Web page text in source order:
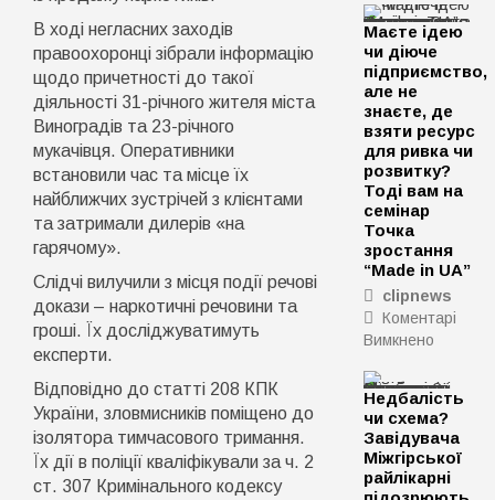
В ході негласних заходів
правоохоронці зібрали інформацію
щодо причетності до такої
діяльності 31-річного жителя міста
Виноградів та 23-річного
мукачівця. Оперативники
встановили час та місце їх
найближчих зустрічей з клієнтами
та затримали дилерів «на
гарячому».
Слідчі вилучили з місця події речові
докази – наркотичні речовини та
гроші. Їх досліджуватимуть
експерти.
Відповідно до статті 208 КПК
України, зловмисників поміщено до
ізолятора тимчасового тримання.
Їх дії в поліції кваліфікували за ч. 2
ст. 307 Кримінального кодексу
Маєте ідею
чи діюче
підприємство,
але не
знаєте, де
взяти ресурс
для ривка чи
розвитку?
Тоді вам на
семінар
Точка
зростання
“Made in UA”
clipnews
Коментарі
Вимкнено
ідею
чи
діюче
але
не
Недбалість
чи схема?
Завідувача
Міжгірської
райлікарні